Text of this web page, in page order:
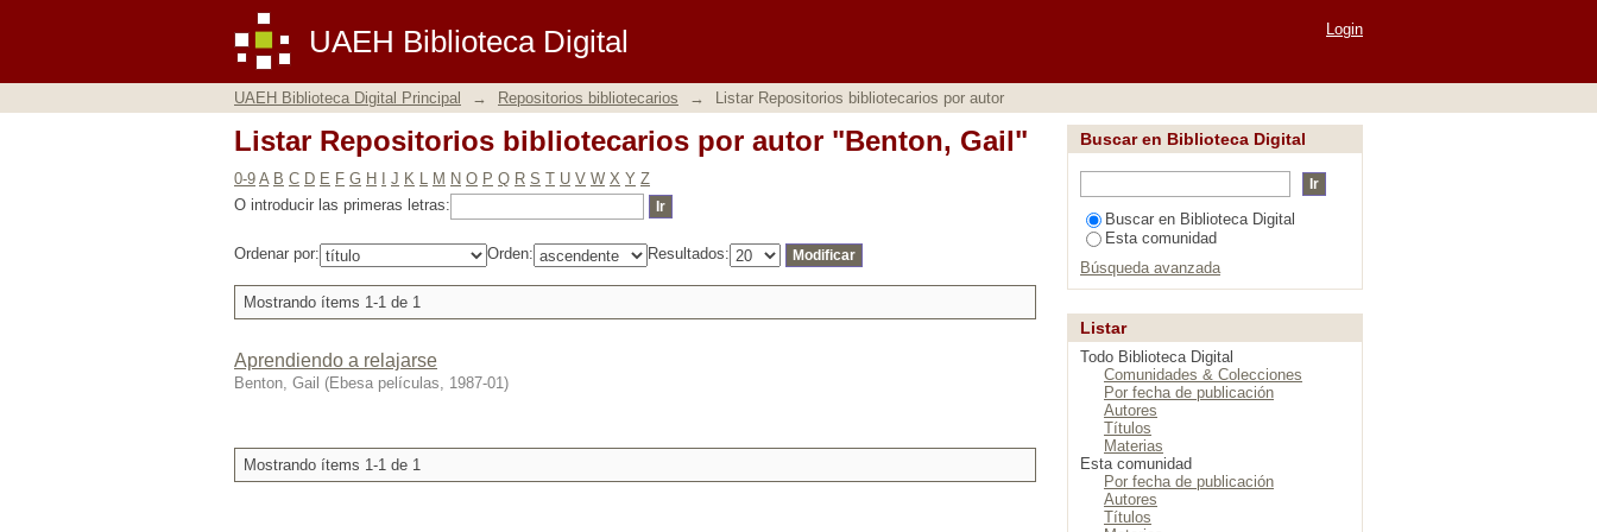
UAEH Biblioteca Digital
Listar Repositorios bibliotecarios por autor "Benton, Gail" Login
UAEH Biblioteca Digital Principal → Repositorios bibliotecarios → Listar Repositorios bibliotecarios por autor
Listar Repositorios bibliotecarios por autor "Benton, Gail"
0-9 A B C D E F G H J K L M N O P Q R S T U V W X Y Z
O introducir las primeras letras:
Ordenar por: Orden: Resultados:
Mostrando ítems 1-1 de 1
Aprendiendo a relajarse
Benton, Gail (Ebesa películas, 1987-01)
Mostrando ítems 1-1 de 1
Buscar en Biblioteca Digital
Buscar en Biblioteca Digital
Esta comunidad
Búsqueda avanzada
Listar
Todo Biblioteca Digital
Comunidades & Colecciones
Por fecha de publicación
Autores
Títulos
Materias
Esta comunidad
Por fecha de publicación
Autores
Títulos